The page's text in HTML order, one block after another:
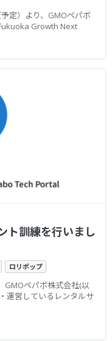
定）より、GMOペパボ
Growth Next
ト訓練を行いまし
ロリポップ
GMOペパボ株式会社(以
運営しているレンタルサ